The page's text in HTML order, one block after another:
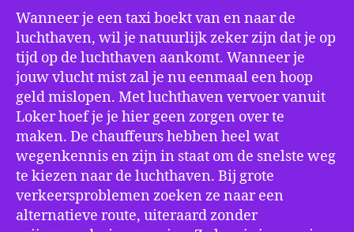
Wanneer je een taxi boekt van en naar de
luchthaven, wil je natuurlijk zeker zijn dat je op
tijd op de luchthaven aankomt. Wanneer je
jouw vlucht mist zal je nu eenmaal een hoop
geld mislopen. Met luchthaven vervoer vanuit
Loker hoef je je hier geen zorgen over te
maken. De chauffeurs hebben heel wat
wegenkennis en zijn in staat om de snelste weg
te kiezen naar de luchthaven. Bij grote
verkeersproblemen zoeken ze naar een
alternatieve route, uiteraard zonder